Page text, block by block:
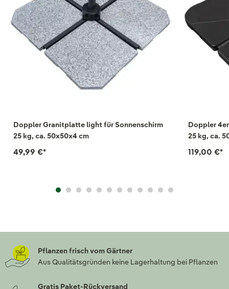
Doppler Granitplatte light für Sonnenschirm
25 kg, ca. 50x50x4 cm
49,99 €*
Doppler
25 kg, ca.
119,00 €*
Pflanzen frisch vom Gärtner
Aus Qualitätsgründen keine Lagerhaltung bei Pflanzen
Gratis Paket-Rückversand